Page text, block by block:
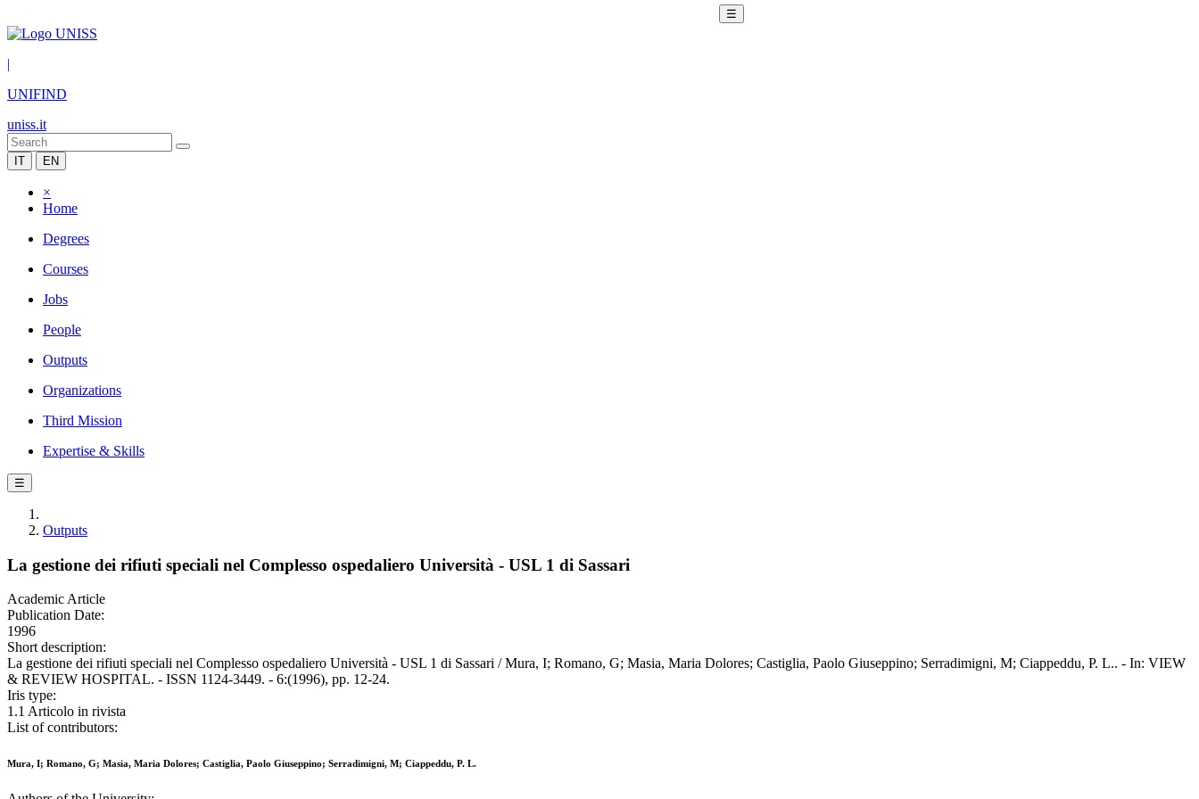
☰
|
UNIFIND
uniss.it
IT EN
×
Home
Degrees
Courses
Jobs
People
Outputs
Organizations
Third Mission
Expertise & Skills
☰
Outputs
La gestione dei rifiuti speciali nel Complesso ospedaliero Università - USL 1 di Sassari
Academic Article
Publication Date:
1996
Short description:
La gestione dei rifiuti speciali nel Complesso ospedaliero Università - USL 1 di Sassari / Mura, I; Romano, G; Masia, Maria Dolores; Castiglia, Paolo Giuseppino; Serradimigni, M; Ciappeddu, P. L.. - In: VIEW
& REVIEW HOSPITAL. - ISSN 1124-3449. - 6:(1996), pp. 12-24.
Iris type:
1.1 Articolo in rivista
List of contributors:
Mura, I; Romano, G; Masia, Maria Dolores; Castiglia, Paolo Giuseppino; Serradimigni, M; Ciappeddu, P. L.